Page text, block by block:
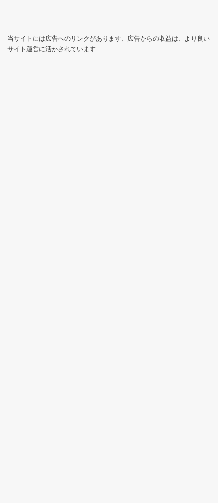
当サイトには広告へのリンクがあります、広告からの収益は、より良い
サイト運営に活かされています